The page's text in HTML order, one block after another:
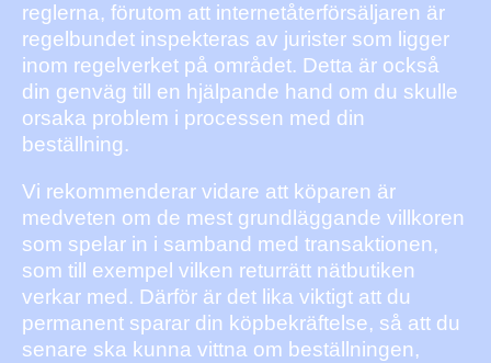
reglerna, förutom att internetåterförsäljaren är
regelbundet inspekteras av jurister som ligger
inom regelverket på området. Detta är också
din genväg till en hjälpande hand om du skulle
orsaka problem i processen med din
beställning.
Vi rekommenderar vidare att köparen är
medveten om de mest grundläggande villkoren
som spelar in i samband med transaktionen,
som till exempel vilken returrätt nätbutiken
verkar med. Därför är det lika viktigt att du
permanent sparar din köpbekräftelse, så att du
senare ska kunna vittna om beställningen,